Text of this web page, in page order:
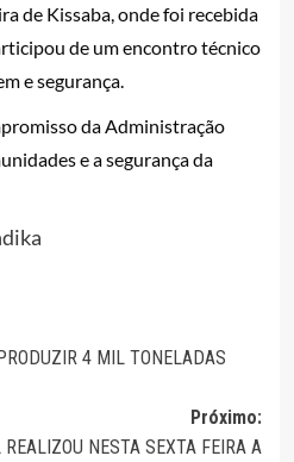
de Kissaba, onde foi recebida
de um encontro técnico
e segurança.
da Administração
e a segurança da
4 MIL TONELADAS
Próximo:
NESTA SEXTA FEIRA A